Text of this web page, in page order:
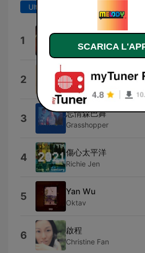
Ultimi 7 giorni
1 對你愛不完
Leon Lai
2 Babou
Nicolas Blampain
3 忘情森巴舞
Grasshopper
4 傷心太平洋
Richie Jen
5 Yan Wu
Oktav
6 啟程
Christine Fan
SCARICA